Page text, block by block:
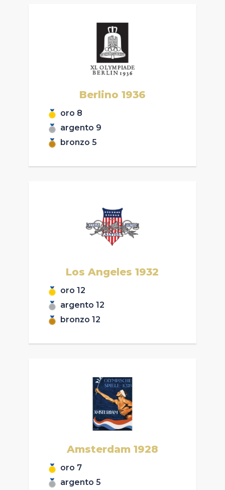
Berlino 1936
oro 8
argento 9
bronzo 5
Los Angeles 1932
oro 12
argento 12
bronzo 12
Amsterdam 1928
oro 7
argento 5